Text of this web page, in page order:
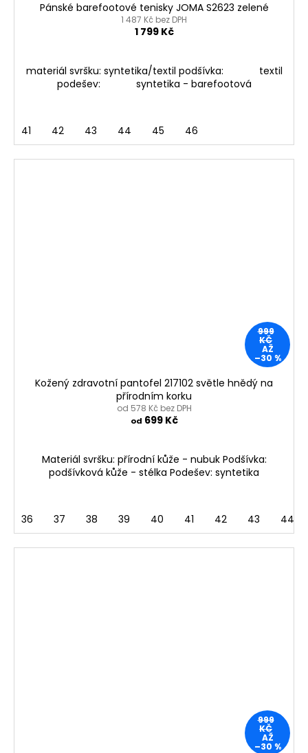
Pánské barefootové tenisky JOMA S2623 zelené
1 487 Kč bez DPH
1 799 Kč
materiál svršku: syntetika/textil podšívka: textil
podešev: syntetika - barefootová
41 42 43 44 45 46
999
KČ
AŽ
–30 %
Kožený zdravotní pantofel 217102 světle hnědý na
přírodním korku
od 578 Kč bez DPH
od 699 Kč
Materiál svršku: přírodní kůže - nubuk Podšívka:
podšívková kůže - stélka Podešev: syntetika
36 37 38 39 40 41 42 43 44
999
KČ
AŽ
–30 %